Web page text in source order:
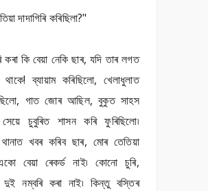
দাদাগিৰি কৰিছিলা?"
কৰা কি বেয়া নেকি ছাৰ, যদি তাৰ লগত
থাকে! ব্যায়াম কৰিছিলো, খেলাধুলাত
গাত জোৰ আছিল, বুকুত সাহস
চুবুৰিত শাসন কৰি ফুৰিছিলো৷
খবৰ কৰিব ছাৰ, মোৰ তেতিয়া
বেয়া ৰেকৰ্ড নাই৷ কোনো চুৰি,
দুই নম্বৰি কৰা নাই৷ কিন্তু বস্তিৰ